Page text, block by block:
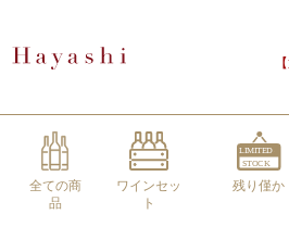
全ての商
品
ワインセッ
ト
残り僅か